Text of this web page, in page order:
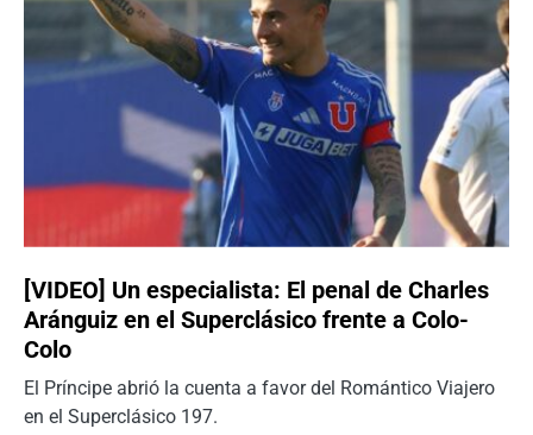
[VIDEO] Un especialista: El penal de Charles
Aránguiz en el Superclásico frente a Colo-
Colo
El Príncipe abrió la cuenta a favor del Romántico Viajero
en el Superclásico 197.